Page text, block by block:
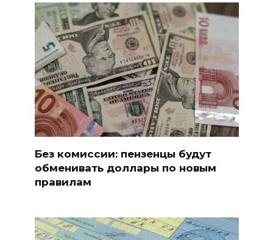
Без комиссии: пензенцы будут
обменивать доллары по новым
правилам